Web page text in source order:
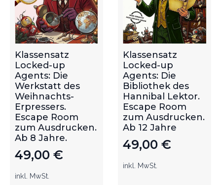
Klassensatz
Locked-up
Agents: Die
Werkstatt des
Weihnachts-
Erpressers.
Escape Room
zum Ausdrucken.
Ab 8 Jahre.
49,00 €
inkl. MwSt.
Klassensatz
Locked-up
Agents: Die
Bibliothek des
Hannibal Lektor.
Escape Room
zum Ausdrucken.
Ab 12 Jahre
49,00 €
inkl. MwSt.